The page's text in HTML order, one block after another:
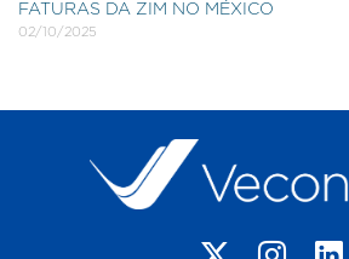
FATURAS DA ZIM NO MÉXICO
02/10/2025